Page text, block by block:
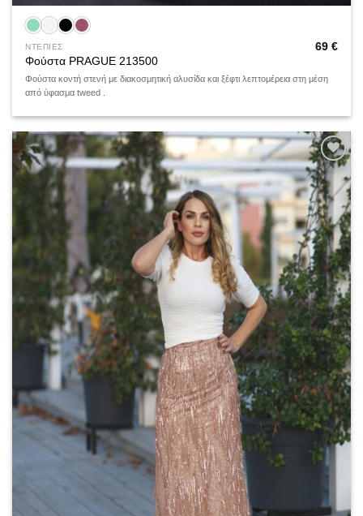
ΝΤΕΠΙΕΣ
Φούστα PRAGUE 213500
69 €
Φούστα κοντή στενή με διακοσμητική αλυσίδα και ξέφτι λεπτομέρεια στη μέση
από ύφασμα tweed .
Add to
wishlist